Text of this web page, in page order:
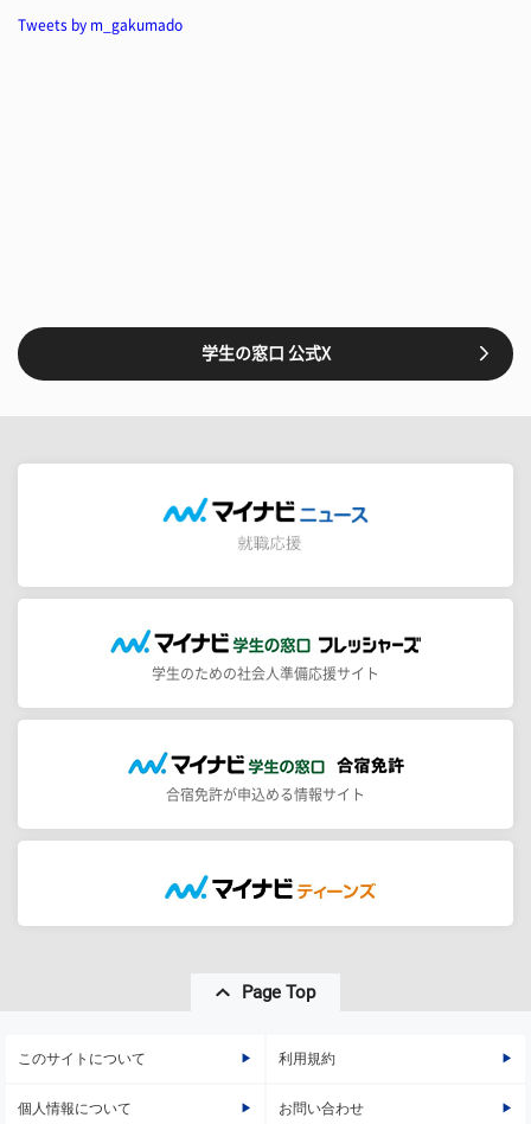
Tweets by m_gakumado
学生の窓口 公式X
学生のための社会人準備応援サイト
合宿免許が申込める情報サイト
Page Top
このサイトについて 利用規約
個人情報について お問い合わせ